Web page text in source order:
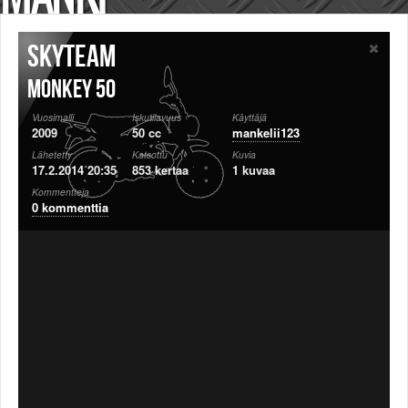
Säännöt ja ohjeet
Uudet ajoneuvot
Uudet kuvat
Uudet videot
Uudet kommentit
MYYDÄÄN
Ohjeet
Ajoneuvot
Osat
Skyteam
Monkey 50
Vuosimalli
2009
Iskutilavuus
50 cc
Käyttäjä
mankelii123
Lähetetty
17.2.2014 20:35
Katsottu
853 kertaa
Kuvia
1 kuvaa
Kommentteja
0 kommenttia